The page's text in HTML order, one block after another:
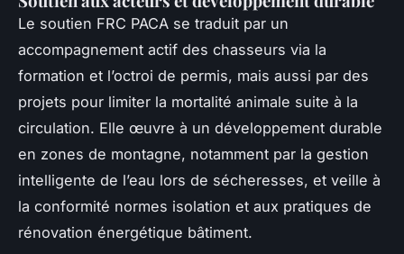
Le soutien FRC PACA se traduit par un
accompagnement actif des chasseurs via la
formation et l’octroi de permis, mais aussi par des
projets pour limiter la mortalité animale suite à la
circulation. Elle œuvre à un développement durable
en zones de montagne, notamment par la gestion
intelligente de l’eau lors de sécheresses, et veille à
la conformité normes isolation et aux pratiques de
rénovation énergétique bâtiment.